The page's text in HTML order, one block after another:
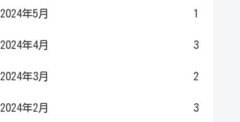
2024年5月 1
2024年4月 3
2024年3月 2
2024年2月 3